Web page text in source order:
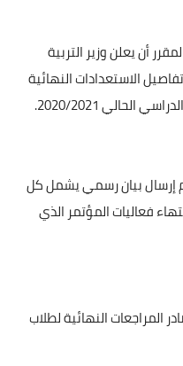
أن يعلن وزير التربية
الاستعدادات النهائية
الحالي 2020/2021.
إرسال بيان رسمي يشمل كل
فعاليات المؤتمر الذي
النهائية لطلاب